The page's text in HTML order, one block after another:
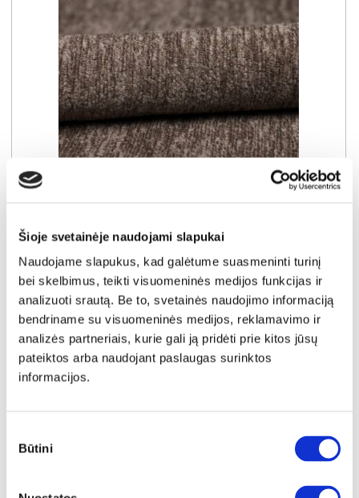
Šioje svetainėje naudojami slapukai
Naudojame slapukus, kad galėtume suasmeninti turinį
bei skelbimus, teikti visuomeninės medijos funkcijas ir
analizuoti srautą. Be to, svetainės naudojimo informaciją
bendriname su visuomeninės medijos, reklamavimo ir
analizės partneriais, kurie gali ją pridėti prie kitos jūsų
pateiktos arba naudojant paslaugas surinktos
informacijos.
pasirinkimas
Būtini
NAUJIENA
Išmatavimai: A: 94cm 267cmG:
192cm
Miegamoji dalis:P:143cmI:230cm
užsakymams
1000€
Skirtumas tarp užsakomų ir sandėlyje
esančių prekių kainų
- 51€
Kaina galioja sandėlyje esančioms prekėms
949€